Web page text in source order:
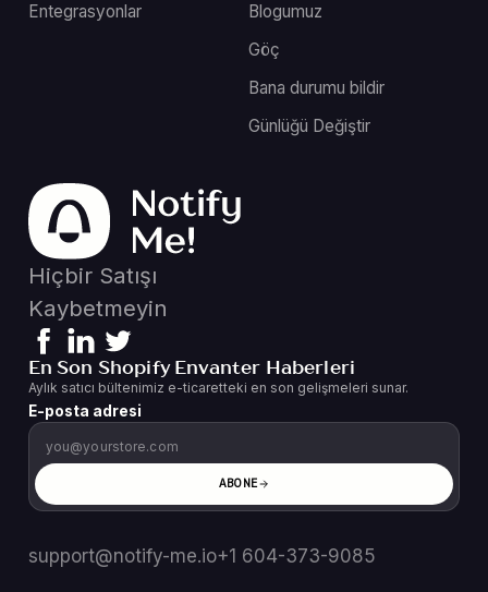
Blogumuz
Göç
Bana durumu bildir
Günlüğü Değiştir
Entegrasyonlar
Hiçbir Satışı
Kaybetmeyin
En Son Shopify Envanter Haberleri
Aylık satıcı bültenimiz e-ticaretteki en son gelişmeleri sunar.
E-posta adresi
ABONE
support@notify-me.io+1 604-373-9085